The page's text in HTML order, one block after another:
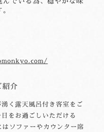
紹介
く露天風呂付き客室をご
をお過ごしいただける
ソファーやカウンター席